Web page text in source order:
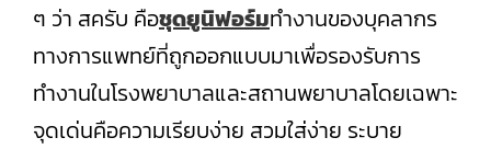
ๆ ว่า สครับ คือชุดยูนิฟอร์มทำงานของบุคลากร
ทางการแพทย์ที่ถูกออกแบบมาเพื่อรองรับการ
ทำงานในโรงพยาบาลและสถานพยาบาลโดยเฉพาะ
จุดเด่นคือความเรียบง่าย สวมใส่ง่าย ระบาย